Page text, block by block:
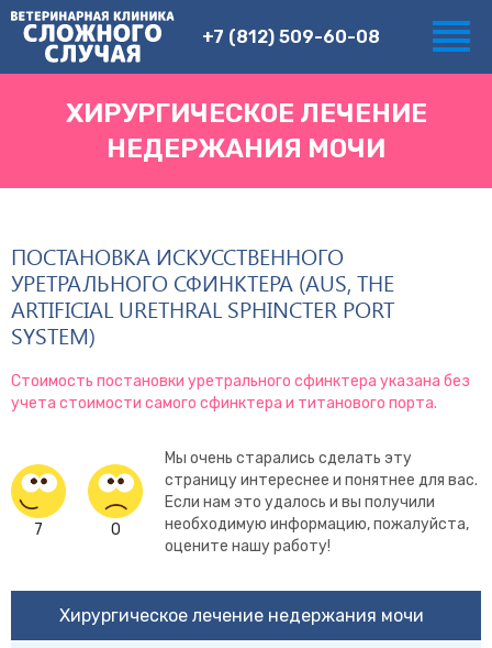
+7 (812) 509-60-08
ХИРУРГИЧЕСКОЕ ЛЕЧЕНИЕ
НЕДЕРЖАНИЯ МОЧИ
ПОСТАНОВКА ИСКУССТВЕННОГО
УРЕТРАЛЬНОГО СФИНКТЕРА (AUS, THE
ARTIFICIAL URETHRAL SPHINCTER PORT
SYSTEM)
Стоимость постановки уретрального сфинктера указана без
учета стоимости самого сфинктера и титанового порта.
7 0
Мы очень старались сделать эту
страницу интереснее и понятнее для вас.
Если нам это удалось и вы получили
необходимую информацию, пожалуйста,
оцените нашу работу!
Хирургическое лечение недержания мочи